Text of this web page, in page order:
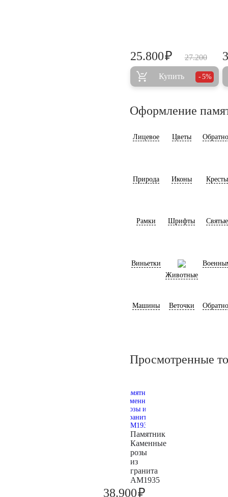
27.200
25.800₽
Купить 5%
Оформление
Лицевое Цветы
Природа Иконы Кресты
Рамки Шрифты Святые
Виньетки
Животные
Машины Веточки
Просмотренные
Памятник
Каменные
розы
из
гранита
AM1935
38.900₽